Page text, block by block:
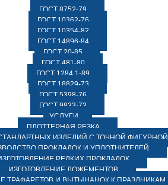
ГОСТ 8752-79
ГОСТ 10362-76
ГОСТ 10354-82
ГОСТ 14896-84
ГОСТ 20-85
ГОСТ 481-80
ГОСТ 1284.1-89
ГОСТ 18829-73
ГОСТ 5398-76
ГОСТ 9833-73
УСЛУГИ
ПЛОТТЕРНАЯ РЕЗКА
ИЗДЕЛИЙ С ТОЧНОЙ ФИГУРНОЙ
ПРОКЛАДОК И УПЛОТНИТЕЛЕЙ
РЕДКИХ ПРОКЛАДОК
ИЗГОТОВЛЕНИЕ ЛОЖЕМЕНТОВ
ТРАФАРЕТОВ И ВЫТЫНАНОК К ПРАЗДНИКАМ